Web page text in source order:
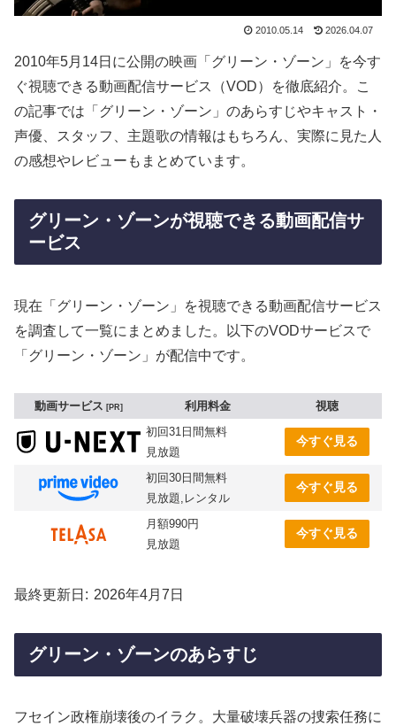
2010.05.14 2026.04.07
2010年5月14日に公開の映画「グリーン・ゾーン」を今す
ぐ視聴できる動画配信サービス（VOD）を徹底紹介。こ
の記事では「グリーン・ゾーン」のあらすじやキャスト・
声優、スタッフ、主題歌の情報はもちろん、実際に見た人
の感想やレビューもまとめています。
グリーン・ゾーンが視聴できる動画配信サ
ービス
現在「グリーン・ゾーン」を視聴できる動画配信サービス
を調査して一覧にまとめました。以下のVODサービスで
「グリーン・ゾーン」が配信中です。
動画サービス PR 利用料金
視聴
初回31日間無料
見放題
今すぐ見る
初回30日間無料
見放題,レンタル
今すぐ見る
月額990円
見放題
今すぐ見る
最終更新日 2026年4月7日
グリーン・ゾーンのあらすじ
フセイン政権崩壊後のイラク。大量破壊兵器の捜索任務に